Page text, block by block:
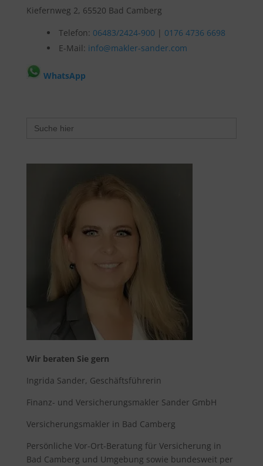
Kiefernweg 2, 65520 Bad Camberg
Telefon: 06483/2424-900 | 0176 4736 6698
E-Mail: info@makler-sander.com
WhatsApp
for:
Wir beraten Sie gern
Ingrida Sander, Geschäftsführerin
Finanz- und Versicherungsmakler Sander GmbH
Versicherungsmakler in Bad Camberg
Persönliche Vor-Ort-Beratung für Versicherung in
Bad Camberg und Umgebung sowie bundesweit per